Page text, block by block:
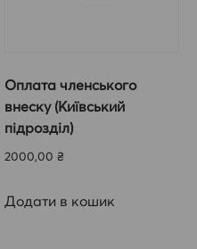
Оплата членського
внеску (Київський
підрозділ)
2000,00₴
Додати в кошик